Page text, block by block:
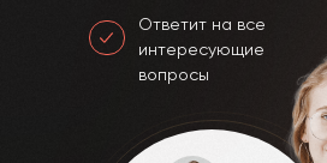
Ответит на все
интересующие
вопросы